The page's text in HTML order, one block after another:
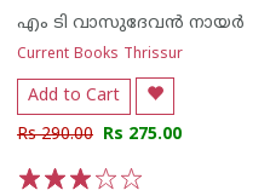
എം ടി വാസുദേവന്‍ നായര്‍
Current Books Thrissur
Add to Cart
Rs 290.00 Rs 275.00